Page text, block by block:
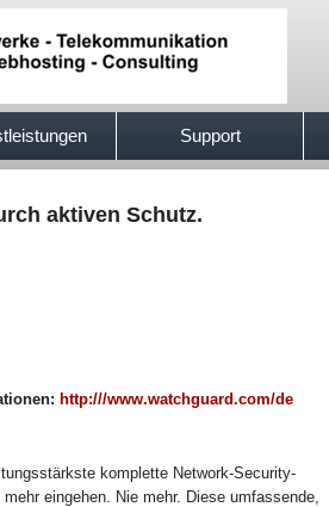
Support
aktiven Schutz.
http:///www.watchguard.com/de
komplette Network-Security-
eingehen. Nie mehr. Diese umfassende,